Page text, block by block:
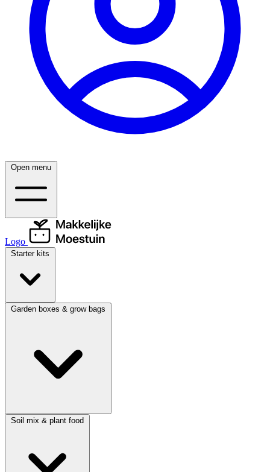
Open menu
Logo
Starter kits
Garden boxes & grow bags
Soil mix & plant food